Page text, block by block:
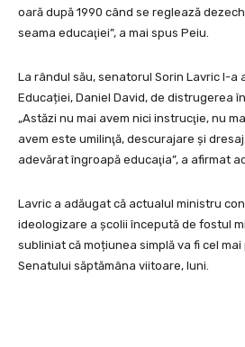
oară după 1990 când se reglează
seama educaţiei”, a mai spus Peiu.
La rândul său, senatorul Sorin Lavric l-a
Educației, Daniel David, de distrugerea
„Astăzi nu mai avem nici instrucţie, nu
avem este umilinţă, descurajare şi
adevărat îngroapă educaţia”, a afirmat
Lavric a adăugat că actualul ministru
ideologizare a școlii începută de fostul
subliniat că moțiunea simplă va fi cel
Senatului săptămâna viitoare, luni.